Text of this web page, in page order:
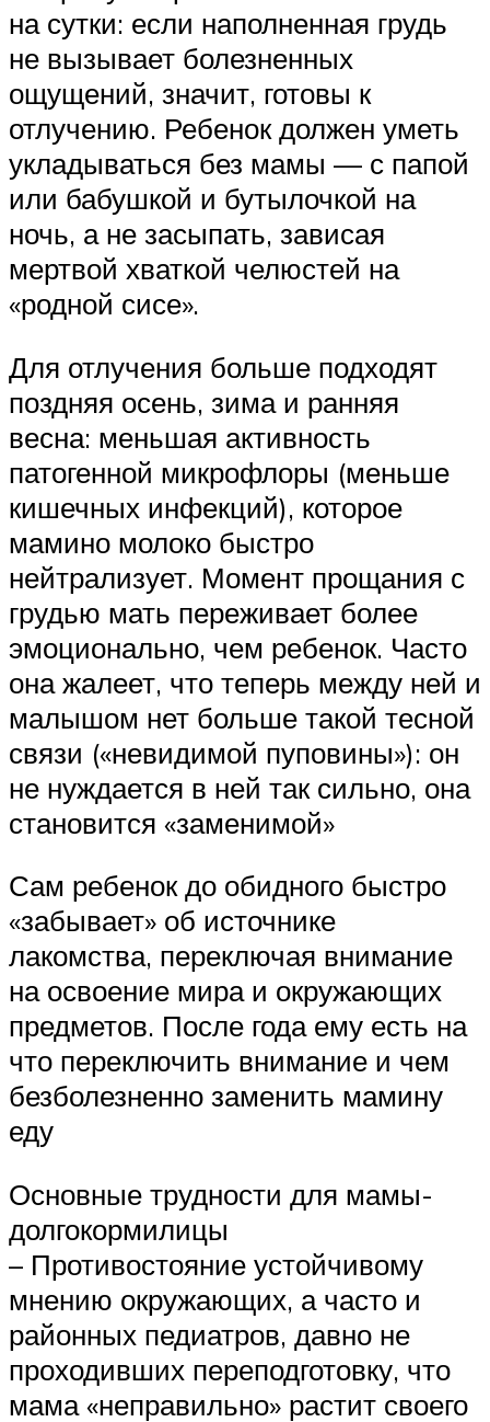
на сутки: если наполненная грудь
не вызывает болезненных
ощущений, значит, готовы к
отлучению. Ребенок должен уметь
укладываться без мамы — с папой
или бабушкой и бутылочкой на
ночь, а не засыпать, зависая
мертвой хваткой челюстей на
«родной сисе».
Для отлучения больше подходят
поздняя осень, зима и ранняя
весна: меньшая активность
патогенной микрофлоры (меньше
кишечных инфекций), которое
мамино молоко быстро
нейтрализует. Момент прощания с
грудью мать переживает более
эмоционально, чем ребенок. Часто
она жалеет, что теперь между ней и
малышом нет больше такой тесной
связи («невидимой пуповины»): он
не нуждается в ней так сильно, она
становится «заменимой»
Сам ребенок до обидного быстро
«забывает» об источнике
лакомства, переключая внимание
на освоение мира и окружающих
предметов. После года ему есть на
что переключить внимание и чем
безболезненно заменить мамину
еду
Основные трудности для мамы-
долгокормилицы
– Противостояние устойчивому
мнению окружающих, а часто и
районных педиатров, давно не
проходивших переподготовку, что
мама «неправильно» растит своего